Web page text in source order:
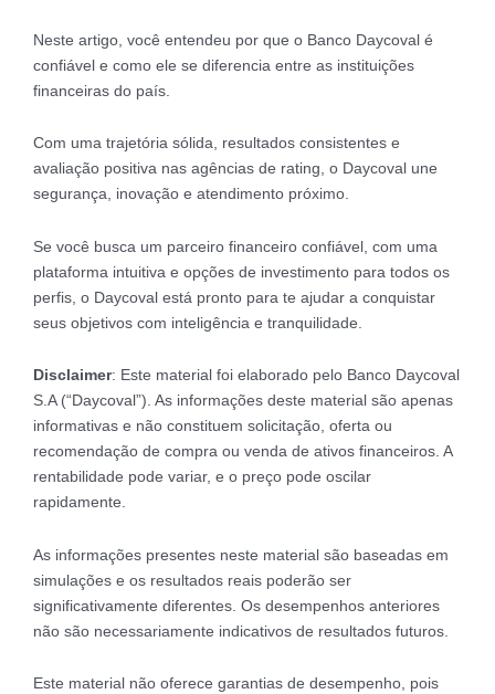
Neste artigo, você entendeu por que o Banco Daycoval é
confiável e como ele se diferencia entre as instituições
financeiras do país.
Com uma trajetória sólida, resultados consistentes e
avaliação positiva nas agências de rating, o Daycoval une
segurança, inovação e atendimento próximo.
Se você busca um parceiro financeiro confiável, com uma
plataforma intuitiva e opções de investimento para todos os
perfis, o Daycoval está pronto para te ajudar a conquistar
seus objetivos com inteligência e tranquilidade.
Disclaimer: Este material foi elaborado pelo Banco Daycoval
S.A (“Daycoval”). As informações deste material são apenas
informativas e não constituem solicitação, oferta ou
recomendação de compra ou venda de ativos financeiros. A
rentabilidade pode variar, e o preço pode oscilar
rapidamente.
As informações presentes neste material são baseadas em
simulações e os resultados reais poderão ser
significativamente diferentes. Os desempenhos anteriores
não são necessariamente indicativos de resultados futuros.
Este material não oferece garantias de desempenho, pois